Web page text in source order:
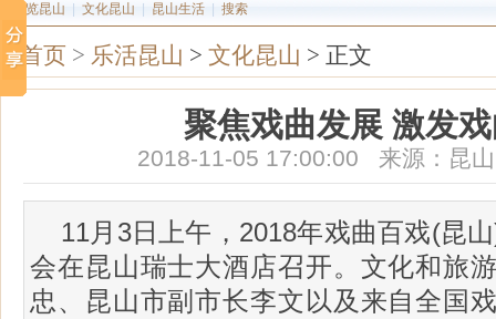
图览昆山 文化昆山 昆山生活 搜索
首页 > 乐活昆山 > 文化昆山 > 正文
聚焦戏曲发展 激发
2018-11-05 17:00:00 来源：昆
11月3日上午，2018年戏曲百戏(昆
会在昆山瑞士大酒店召开。文化和旅
忠、昆山市副市长李文以及来自全国